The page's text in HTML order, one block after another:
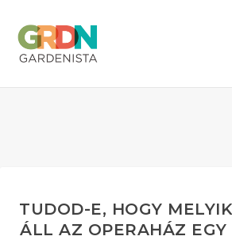
TUDOD-E, HOGY
ÁLL AZ OPERAHÁZ EGY